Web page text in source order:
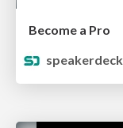
Become a Pro
speakerdeck